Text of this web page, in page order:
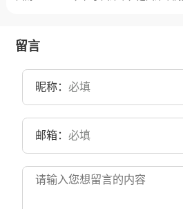
为基础组建的，原名为河北财经学院，
导，更名为天津财经学院。2004年5月17
留言
昵称：
邮箱：